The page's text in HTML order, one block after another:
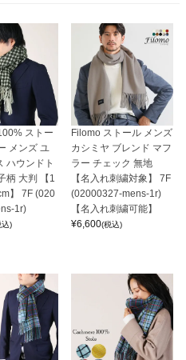
ストー
メンズ ユ
ハウンドト
柄 大判 【1
】 7F (020
1r)
込)
Filomo ストール メンズ
カシミヤ ブレンド マフ
ラー チェック 無地
【名入れ刺繍対象】 7F
(02000327-mens-1r)
【名入れ刺繍可能】
¥6,600(税込)